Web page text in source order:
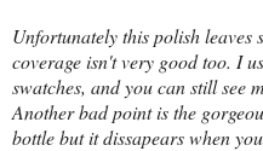
Unfortunately this polish leaves
coverage isn't very good too. I
swatches, and you can still see
Another bad point is the
bottle but it dissapears when